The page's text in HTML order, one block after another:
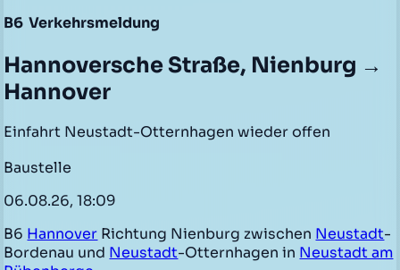
B6 Verkehrsmeldung
Hannoversche Straße, Nienburg →
Hannover
Einfahrt Neustadt-Otternhagen wieder offen
Baustelle
06.08.26, 18:09
B6 Hannover Richtung Nienburg zwischen Neustadt-
Bordenau und Neustadt-Otternhagen in Neustadt am